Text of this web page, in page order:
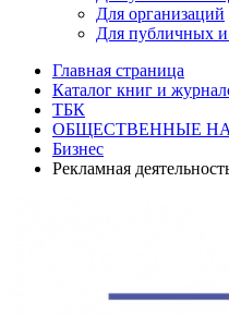
Для организаций
Для публичных
Главная страница
Каталог книг и
ТБК
ОБЩЕСТВЕННЫЕ
Бизнес
Рекламная